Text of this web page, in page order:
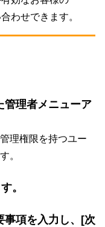
わせできます。
管理者メニューア
理権限を持つユー
。
。
事項を入力し、[次